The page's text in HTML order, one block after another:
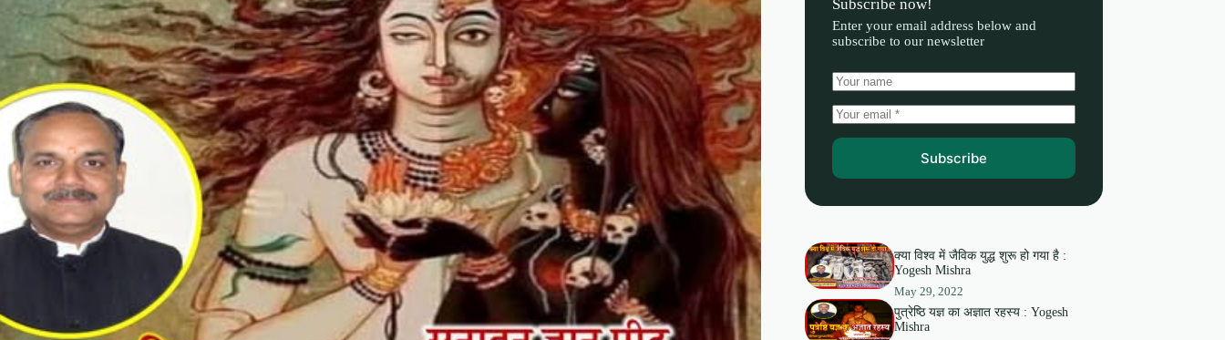
Subscribe now!
Enter your email address below and
subscribe to our newsletter
Subscribe
क्या विश्व में जैविक युद्ध शुरू हो गया है :
Yogesh Mishra
May 29, 2022
पुत्रेष्ठि यज्ञ का अज्ञात रहस्य : Yogesh
Mishra